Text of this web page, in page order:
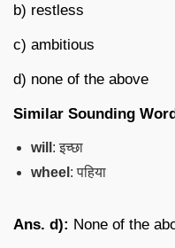
b) restless
c) ambitious
d) none of the above
Similar Sounding
will : इच्छा
wheel : पहिया
Ans. d): None of the